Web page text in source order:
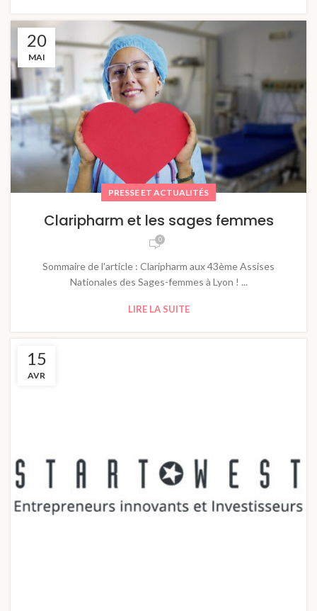
20
MAI
PRESSE ET ACTUALITÉS
Claripharm et les sages femmes
0
Sommaire de l'article : Claripharm aux 43ème Assises
Nationales des Sages-femmes à Lyon ! ...
LIRE LA SUITE
15
AVR